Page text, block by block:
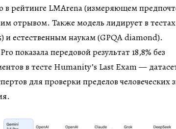
в рейтинге LMArena (измеряющем
отрывом. Также модель лидирует в
и естественным наукам (GPQA diamond).
показала передовой результат 18,8% без
в тесте Humanity’s Last Exam —
для проверки пределов человеческих